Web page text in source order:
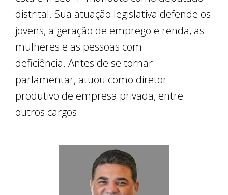
distrital. Sua atuação legislativa defende os
jovens, a geração de emprego e renda, as
mulheres e as pessoas com
deficiência. Antes de se tornar
parlamentar, atuou como diretor
produtivo de empresa privada, entre
outros cargos.